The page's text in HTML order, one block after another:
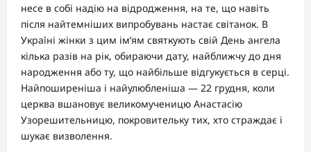
несе в собі надію на відродження, на те, що навіть
після найтемніших випробувань настає світанок. В
Україні жінки з цим ім’ям святкують свій День ангела
кілька разів на рік, обираючи дату, найближчу до дня
народження або ту, що найбільше відгукується в серці.
Найпоширеніша і найулюбленіша — 22 грудня, коли
церква вшановує великомученицю Анастасію
Узорешительницю, покровительку тих, хто страждає і
шукає визволення.